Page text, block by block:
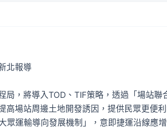
北報導
局，將導入TOD、TIF策略，透過「場站
場站周邊土地開發誘因，提供民眾更便
眾運輸導向發展機制」，意即捷運沿線應